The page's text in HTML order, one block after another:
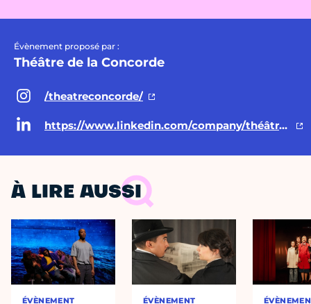
Évènement proposé par :
Théâtre de la Concorde
/theatreconcorde/
https://www.linkedin.com/company/théâtre-de-la-concorde/?viewAsMember=true
À LIRE AUSSI
ÉVÈNEMENT ÉVÈNEMENT